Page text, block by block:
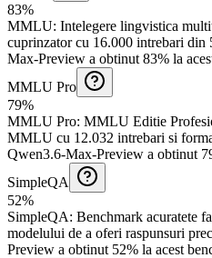
83%
MMLU: Intelegere lingvistica
cuprinzator cu 16.000 intrebari din
Max-Preview a obtinut 83% la
MMLU Pro
79%
MMLU Pro: MMLU Editie
MMLU cu 12.032 intrebari si
Qwen3.6-Max-Preview a obtinut
SimpleQA
52%
SimpleQA: Benchmark acuratete
modelului de a oferi raspunsuri
Preview a obtinut 52% la acest